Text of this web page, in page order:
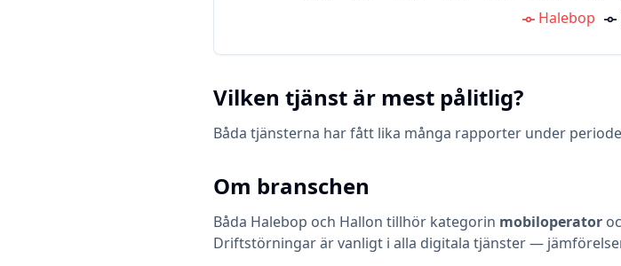
Halebop
Vilken tjänst är mest pålitlig?
Båda tjänsterna har fått lika många rapporter under
Om branschen
Båda Halebop och Hallon tillhör kategorin mobiloperator
Driftstörningar är vanligt i alla digitala tjänster —